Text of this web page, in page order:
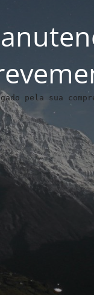
pela sua